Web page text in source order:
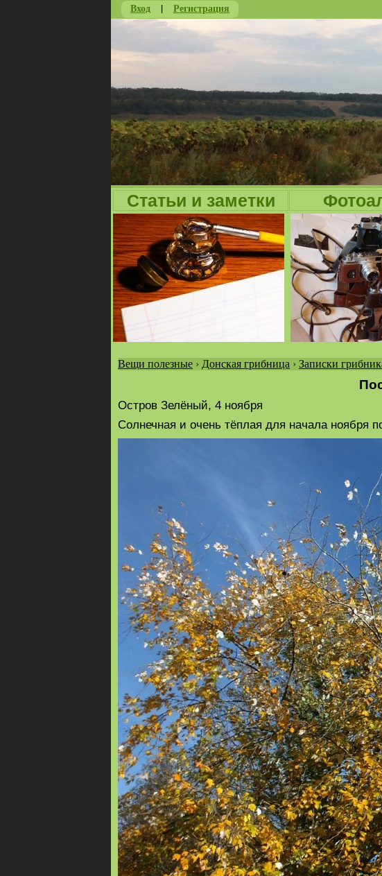
Вход | Регистрация
Статьи и заметки
здесь
Вещи полезные › Донская грибница › Записки
Остров Зелёный, 4 ноября
Солнечная и очень тёплая для начала ноября